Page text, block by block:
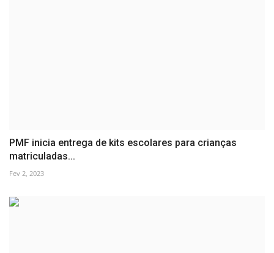
PMF inicia entrega de kits escolares para crianças
matriculadas...
Fev 2, 2023